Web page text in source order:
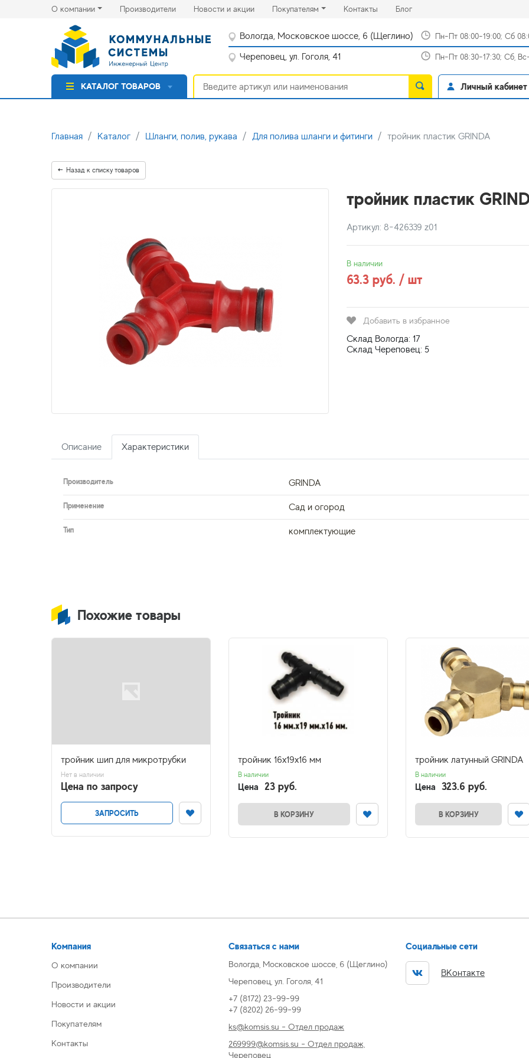
О компании Производители(current)Новости и акции(current)Покупателям Контакты(current)
Блог(current)
Вологда, Московское шоссе, 6 (Щеглино) Пн-Пт 08:00-19:00; Сб
Череповец, ул. Гоголя, 41 Пн-Пт 08:30-17:30; Сб,
КАТАЛОГ ТОВАРОВ Личный кабинет
Главная Каталог Шланги, полив, рукава Для полива шланги и фитинги тройник пластик GRINDA
Назад к списку товаров
тройник пластик
Артикул: 8-426339 z01
В наличии
63.3 руб. / шт
Добавить в избранное
Склад Вологда: 17
Склад Череповец: 5
Описание Характеристики
Производитель GRINDA
Применение Сад и огород
Тип комплектующие
Похожие товары
тройник шип для микротрубки
Нет в наличии
Цена по запросу
ЗАПРОСИТЬ
тройник 16х19х16 мм
В наличии
Цена 23 руб.
В КОРЗИНУ
тройник латунный GRINDA
В наличии
Цена 323.6 руб.
В КОРЗИНУ
Компания
О компании
Производители
Новости и акции
Покупателям
Контакты
Связаться с нами
Вологда, Московское шоссе, 6 (Щеглино)
Череповец, ул. Гоголя, 41
+7 (8172) 23-99-99
+7 (8202) 26-99-99
ks@komsis.su - Отдел продаж
269999@komsis.su - Отдел продаж,
Череповец
Социальные сети
ВКонтакте